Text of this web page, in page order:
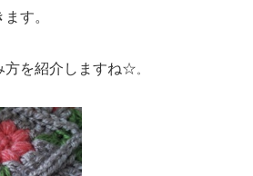
す。
方を紹介しますね☆ 。